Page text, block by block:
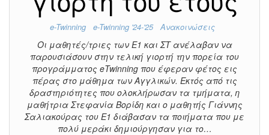
e-Twinning e-Twinning '24-'25 Ανακοινώσεις
Οι μαθητές/τριες των Ε1 και ΣΤ ανέλαβαν να
παρουσιάσουν στην τελική γιορτή την πορεία του
προγράμματος eTwinning που έφεραν φέτος εις
πέρας στο μάθημα των Αγγλικών. Εκτός από τις
δραστηριότητες που ολοκλήρωσαν τα τμήματα, η
μαθήτρια Στεφανία Βορίδη και ο μαθητής Γιάννης
Σαλιακούρας του Ε1 διάβασαν τα ποιήματα που με
πολύ μεράκι δημιούργησαν για το…